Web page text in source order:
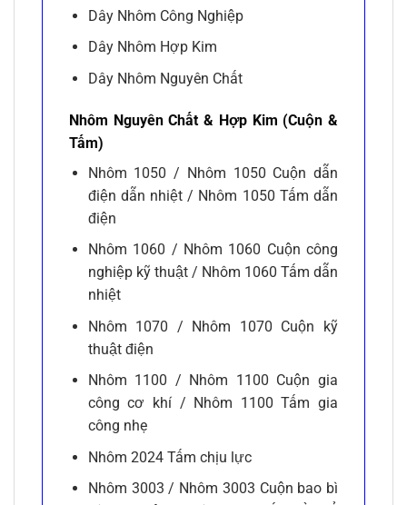
Dây Nhôm Công Nghiệp
Dây Nhôm Hợp Kim
Dây Nhôm Nguyên Chất
Nhôm Nguyên Chất & Hợp Kim (Cuộn &
Tấm)
Nhôm 1050 / Nhôm 1050 Cuộn dẫn
điện dẫn nhiệt / Nhôm 1050 Tấm dẫn
điện
Nhôm 1060 / Nhôm 1060 Cuộn công
nghiệp kỹ thuật / Nhôm 1060 Tấm dẫn
nhiệt
Nhôm 1070 / Nhôm 1070 Cuộn kỹ
thuật điện
Nhôm 1100 / Nhôm 1100 Cuộn gia
công cơ khí / Nhôm 1100 Tấm gia
công nhẹ
Nhôm 2024 Tấm chịu lực
Nhôm 3003 / Nhôm 3003 Cuộn bao bì